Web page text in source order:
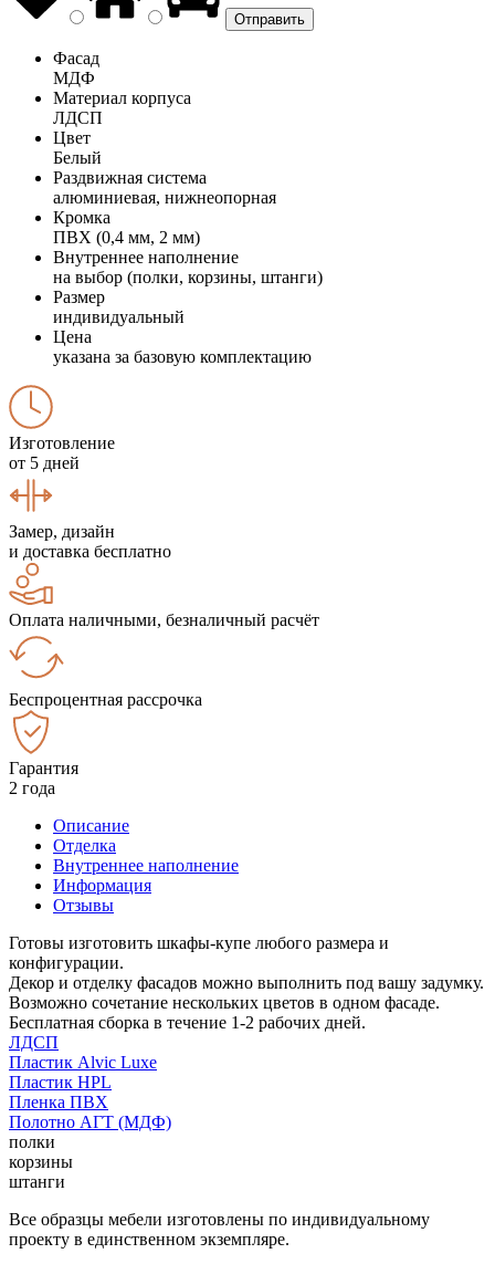
Фасад
МДФ
Материал корпуса
ЛДСП
Цвет
Белый
Раздвижная система
алюминиевая, нижнеопорная
Кромка
ПВХ (0,4 мм, 2 мм)
Внутреннее наполнение
на выбор (полки, корзины, штанги)
Размер
индивидуальный
Цена
указана за базовую комплектацию
Изготовление
от 5 дней
Замер, дизайн
и доставка бесплатно
Оплата наличными, безналичный расчёт
Беспроцентная рассрочка
Гарантия
2 года
Описание
Отделка
Внутреннее наполнение
Информация
Отзывы
Готовы изготовить шкафы-купе любого размера и
конфигурации.
Декор и отделку фасадов можно выполнить под вашу задумку.
Возможно сочетание нескольких цветов в одном фасаде.
Бесплатная сборка в течение 1-2 рабочих дней.
ЛДСП
Пластик Alvic Luxe
Пластик HPL
Пленка ПВХ
Полотно АГТ (МДФ)
полки
корзины
штанги
Все образцы мебели изготовлены по индивидуальному
проекту в единственном экземпляре.